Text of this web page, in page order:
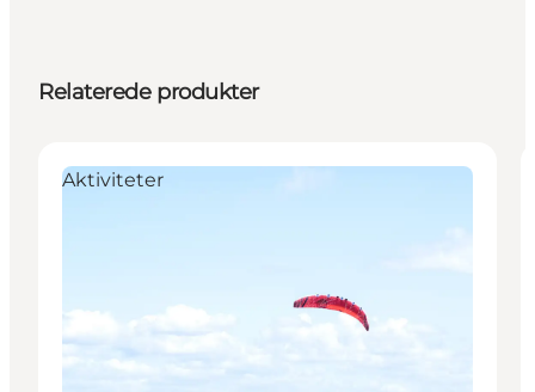
Relaterede produkter
Aktiviteter